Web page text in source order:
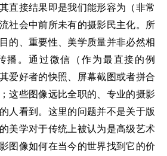
直接结果即是我们能形容为（非常
社会中前所未有的摄影民主化。所
的、重要性、美学质量并非必然相
播。通过微信（作为最直接的例
爱好者的快照、屏幕截图或者拼合
这些图像远比全职的、专业的摄影
人看到。这里的问题并不是关于版
美学对于传统上被认为是高级艺术
图像如何在当今的世界找到它的价